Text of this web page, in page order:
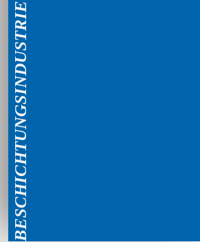
BESCHICHTUNGSINDUSTRIE